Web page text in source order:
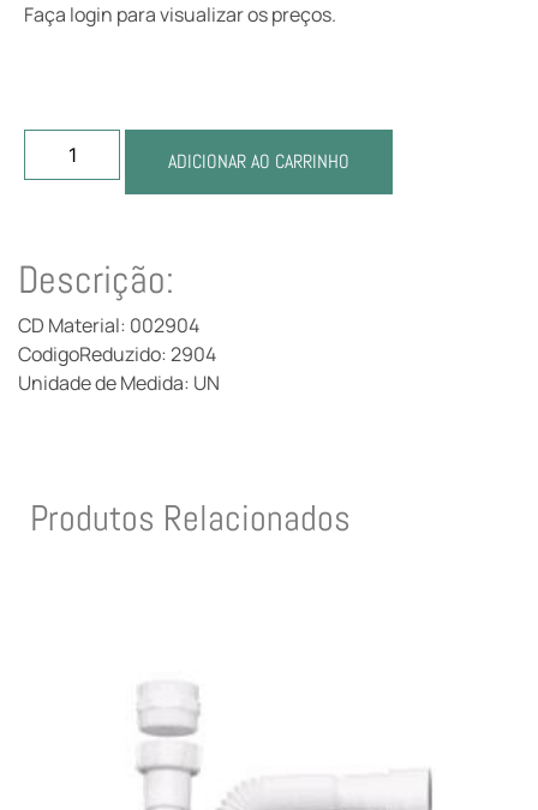
Faça login para visualizar os preços.
ADICIONAR AO CARRINHO
Descrição:
CD Material: 002904
CodigoReduzido: 2904
Unidade de Medida: UN
Produtos Relacionados